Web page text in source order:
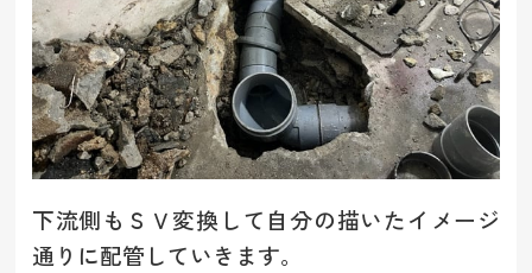
下流側もＳＶ変換して自分の描いたイメージ
通りに配管していきます。